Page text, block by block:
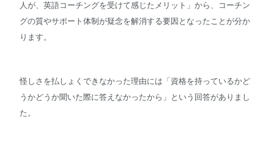
人が、英語コーチングを受けて感じたメリット」から、コーチン
グの質やサポート体制が疑念を解消する要因となったことが分か
ります。
怪しさを払しょくできなかった理由には「資格を持っているかど
うかどうか聞いた際に答えなかったから」という回答がありまし
た。